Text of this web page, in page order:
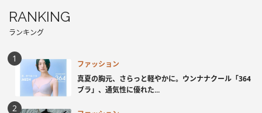
RANKING
ランキング
ファッション
真夏の胸元、さらっと軽やかに。ウンナナクール「364
ブラ」、通気性に優れた...